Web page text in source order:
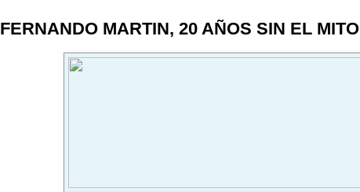
FERNANDO MARTIN, 20 AÑOS SIN EL MITO